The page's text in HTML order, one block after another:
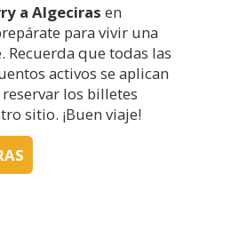
a Algeciras en
para vivir una
que todas las
activos se aplican
los billetes
sitio. ¡Buen viaje!